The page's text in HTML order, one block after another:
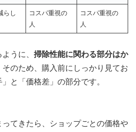
らし
コスパ重視の
人
コスパ重視の
人
うに、 掃除性能に関わる部分はか
そのため、購入前にしっかり見てお
と「価格差」の部分です。
てきたら、ショップごとの価格や